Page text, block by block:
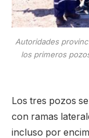
Autoridades
los primeros
Los tres pozos
con ramas
incluso por